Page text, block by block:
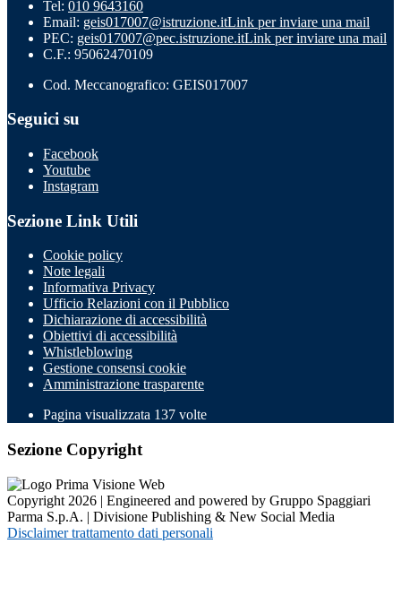
Tel: 010 9643160
Email: geis017007@istruzione.itLink per inviare una mail
PEC: geis017007@pec.istruzione.itLink per inviare una mail
C.F.: 95062470109
Cod. Meccanografico: GEIS017007
Seguici su
Facebook
Youtube
Instagram
Sezione Link Utili
Cookie policy
Note legali
Informativa Privacy
Ufficio Relazioni con il Pubblico
Dichiarazione di accessibilità
Obiettivi di accessibilità
Whistleblowing
Gestione consensi cookie
Amministrazione trasparente
Pagina visualizzata 137 volte
Sezione Copyright
Copyright 2026 | Engineered and powered by Gruppo Spaggiari
Parma S.p.A. | Divisione Publishing & New Social Media
Disclaimer trattamento dati personali